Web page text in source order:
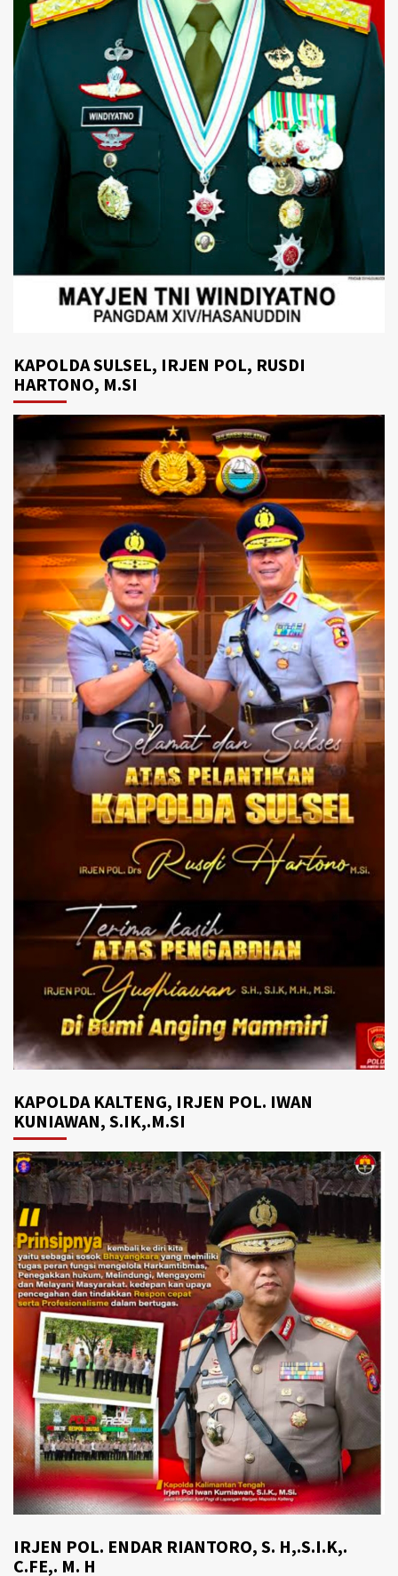
KAPOLDA SULSEL, IRJEN POL, RUSDI
HARTONO, M.SI
KAPOLDA KALTENG, IRJEN POL. IWAN
KUNIAWAN, S.IK,.M.SI
IRJEN POL. ENDAR RIANTORO, S. H,.S.I.K,.
C.FE,. M. H